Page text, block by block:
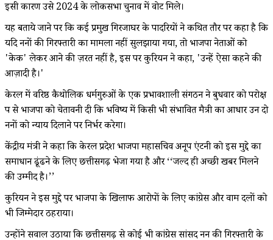
इसी कारण उसे 2024 के लोकसभा चुनाव में वोट मिले।
यह बताये जाने पर कि कई प्रमुख गिरजाघर के पादरियों ने कथित तौर पर कहा है कि
यदि ननों की गिरफ्तारी का मामला नहीं सुलझाया गया, तो भाजपा नेताओं को
'केक' लेकर आने की ज़रूरत नहीं है, इस पर कुरियन ने कहा, 'उन्हें ऐसा कहने की
आज़ादी है।'
केरल में वरिष्ठ कैथोलिक धर्मगुरुओं के एक प्रभावशाली संगठन ने बुधवार को परोक्ष
रूप से भाजपा को चेतावनी दी कि भविष्य में किसी भी संभावित मैत्री का आधार उन दो
ननों को न्याय दिलाने पर निर्भर करेगा।
केंद्रीय मंत्री ने कहा कि केरल प्रदेश भाजपा महासचिव अनूप एंटनी को इस मुद्दे का
समाधान ढूंढने के लिए छत्तीसगढ़ भेजा गया है और ‘‘जल्द ही अच्छी खबर मिलने
की उम्मीद है।’’
कुरियन ने इस मुद्दे पर भाजपा के खिलाफ आरोपों के लिए कांग्रेस और वाम दलों को
भी जिम्मेदार ठहराया।
उन्होंने सवाल उठाया कि छत्तीसगढ़ से कोई भी कांग्रेस सांसद नन की गिरफ्तारी के